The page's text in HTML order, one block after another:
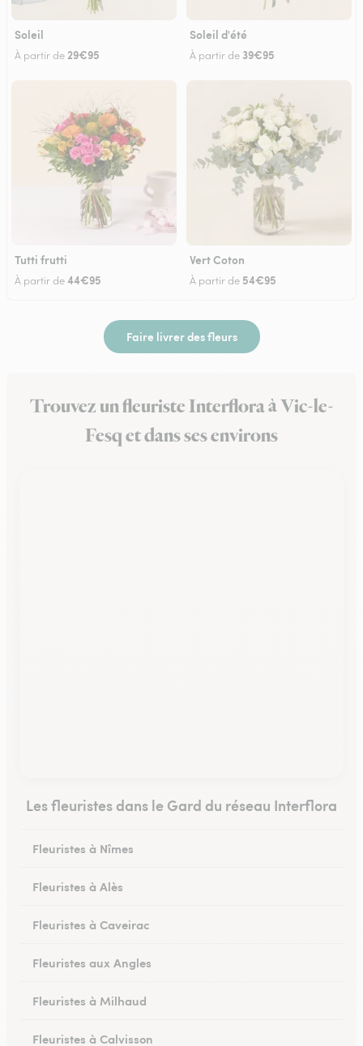
Soleil
À partir de29€95
Soleil d'été
À partir de 39€95
Tutti frutti
À partir de44€95
Vert Coton
À partir de 54€95
Faire livrer des fleurs
Trouvez un fleuriste Interflora à Vic-le-
Fesq et dans ses environs
Les fleuristes dans le Gard du réseau Interflora
Fleuristes à Nîmes
Fleuristes à Alès
Fleuristes à Caveirac
Fleuristes aux Angles
Fleuristes à Milhaud
Fleuristes à Calvisson